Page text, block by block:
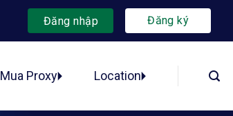
Đăng nhập Đăng ký
Mua Proxy Location